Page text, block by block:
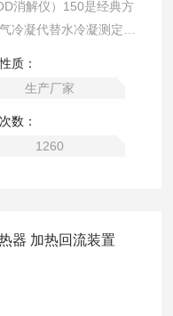
消解仪）150是经典方
冷凝代替水冷凝测定化
仪器化新产产品。
质：
生产厂家
数：
1260